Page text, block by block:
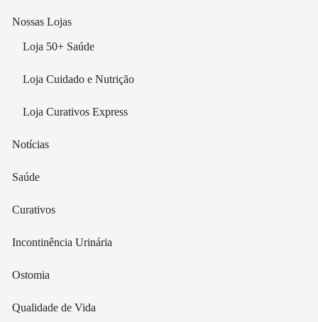
Nossas Lojas
Loja 50+ Saúde
Loja Cuidado e Nutrição
Loja Curativos Express
Notícias
Saúde
Curativos
Incontinência Urinária
Ostomia
Qualidade de Vida